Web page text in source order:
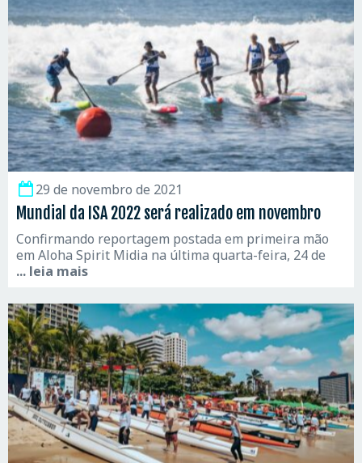
29 de novembro de 2021
Mundial da ISA 2022 será realizado em novembro
Confirmando reportagem postada em primeira mão
em Aloha Spirit Midia na última quarta-feira, 24 de
... leia mais